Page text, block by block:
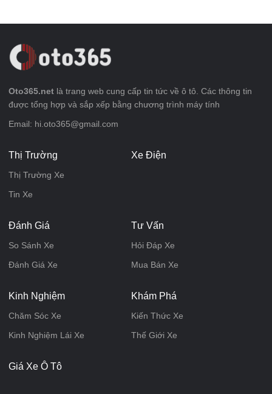
Oto365.net là trang web cung cấp tin tức về ô tô. Các thông tin
được tổng hợp và sắp xếp bằng chương trình máy tính
Email: hi.oto365@gmail.com
Thị Trường
Thị Trường Xe
Tin Xe
Xe Điện
Đánh Giá
So Sánh Xe
Đánh Giá Xe
Tư Vấn
Hỏi Đáp Xe
Mua Bán Xe
Kinh Nghiệm
Chăm Sóc Xe
Kinh Nghiệm Lái Xe
Khám Phá
Kiến Thức Xe
Thế Giới Xe
Giá Xe Ô Tô